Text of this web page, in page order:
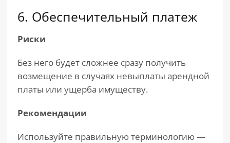
6. Обеспечительный платеж
Риски
Без него будет сложнее сразу получить
возмещение в случаях невыплаты арендной
платы или ущерба имуществу.
Рекомендации
Используйте правильную терминологию —